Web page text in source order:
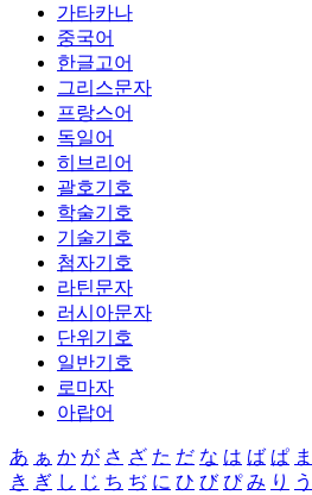
가타카나
중국어
한글고어
그리스문자
프랑스어
독일어
히브리어
괄호기호
학술기호
기술기호
첨자기호
라틴문자
러시아문자
단위기호
일반기호
로마자
아랍어
あ ぁ か が さ ざ た だ な は ば ぱ ま
き ぎ し じ ち ぢ に ひ び ぴ み り う